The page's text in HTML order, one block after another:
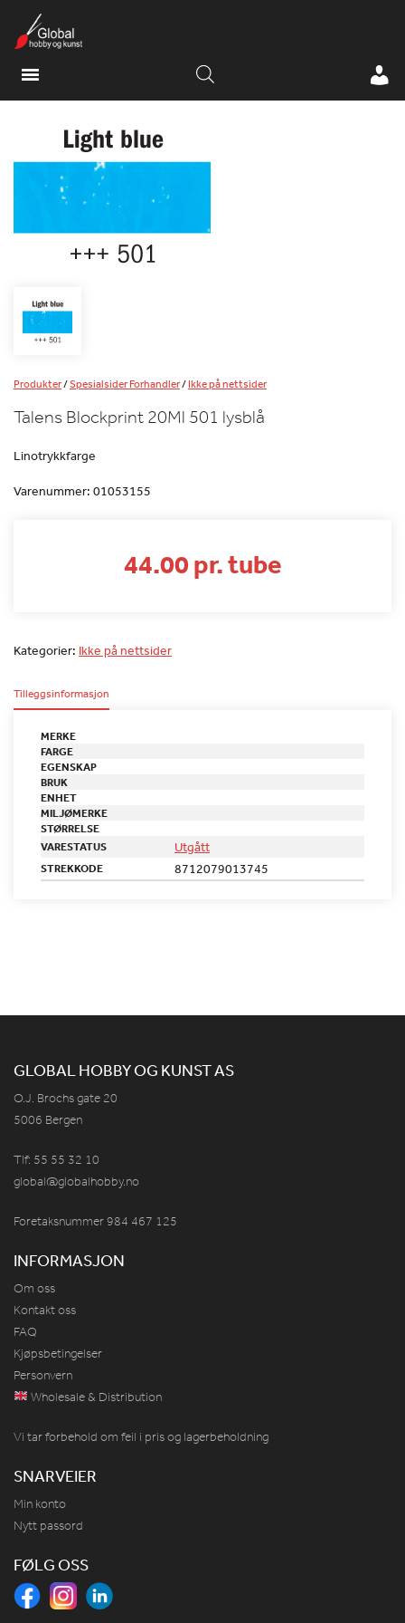
Produkter/Spesialsider Forhandler/Ikke på nettsider
Talens Blockprint 20Ml 501 lysblå
Linotrykkfarge
Varenummer: 01053155
44.00 pr. tube
Kategorier: Ikke på nettsider
Tilleggsinformasjon
MERKE
FARGE
EGENSKAP
BRUK
ENHET
MILJØMERKE
STØRRELSE
VARESTATUS
Utgått
STREKKODE 8712079013745
GLOBAL HOBBY OG KUNST AS
O.J. Brochs gate 20
5006 Bergen
Tlf: 55 55 32 10
global@globalhobby.no
Foretaksnummer 984 467 125
INFORMASJON
Om oss
Kontakt oss
FAQ
Kjøpsbetingelser
Personvern
Wholesale & Distribution
Vi tar forbehold om feil i pris og lagerbeholdning
SNARVEIER
Min konto
Nytt passord
FØLG OSS